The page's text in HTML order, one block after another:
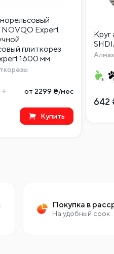
NOVQO Expert
плиткорез
1600 мм
от 2299 ₴/мес
Купить
Круг
642
Покупка в
На удобный срок